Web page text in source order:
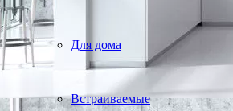
Для дома
Встраиваемые